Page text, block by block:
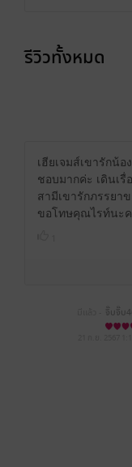
รีวิวทั้งหมด
เฮียเจมส์เขารักน้อ
ชอบมากค่ะ เดินเ
สามีเขารักภรรยา
ขอโทษคุณไรท์นะ
จิ๊บจิ๊บ